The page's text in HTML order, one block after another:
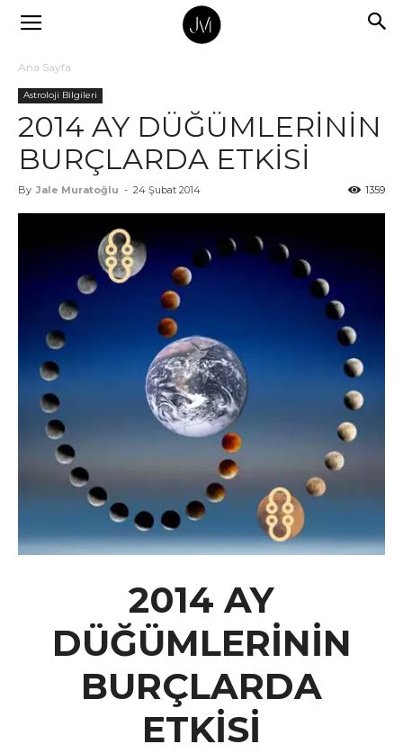
Ana Sayfa
Astroloji Bilgileri
2014 AY DÜĞÜMLERİNİN
BURÇLARDA ETKİSİ
By Jale Muratoğlu - 24 Şubat 2014 1359
2014 AY
DÜĞÜMLERİNİN
BURÇLARDA
ETKİSİ